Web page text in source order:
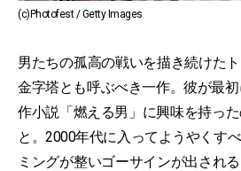
(c)Photofest / Getty Images
男たちの孤高の戦いを描き続けた
金字塔とも呼ぶべき一作。彼が最
作小説「燃える男」に興味を持っ
と。2000年代に入ってようやくす
ミングが整いゴーサインが出され